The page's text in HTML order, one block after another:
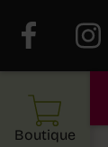
Boutique